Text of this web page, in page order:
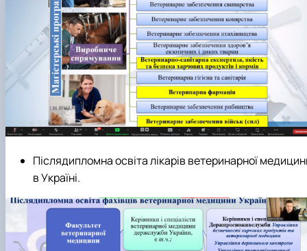
Післядипломна освіта лікарів ветеринарної
в Україні.